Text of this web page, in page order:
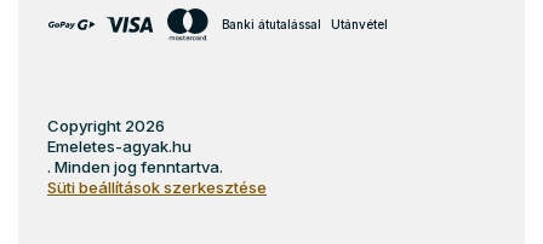
Banki átutalással Utánvétel
Copyright 2026
Emeletes-agyak.hu
. Minden jog fenntartva.
Süti beállítások szerkesztése